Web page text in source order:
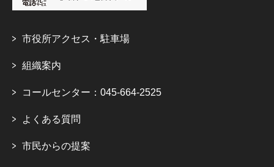
市役所アクセス・駐車場
組織案内
コールセンター：045-664-2525
よくある質問
市民からの提案